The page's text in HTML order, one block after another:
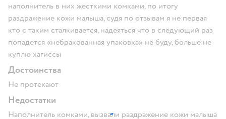
наполнитель в них жесткими комками, по итогу
раздражение кожи малыша, судя по отзывам я не первая
кто с таким сталкивается, надеяться что в следующий раз
попадется «небракованная упаковка» не буду, больше не
куплю хагиссы
Достоинства
Не протекают
Недостатки
Наполнитель комками, вызвали раздражение кожи малыша